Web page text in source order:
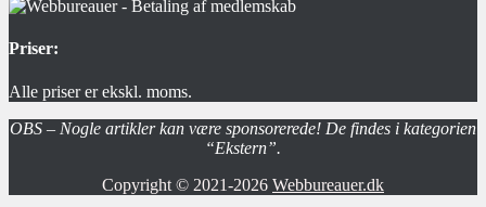
Priser:
Alle priser er ekskl. moms.
OBS – Nogle artikler kan være sponsorerede! De findes i kategorien
“Ekstern”.
Copyright © 2021-2026 Webbureauer.dk